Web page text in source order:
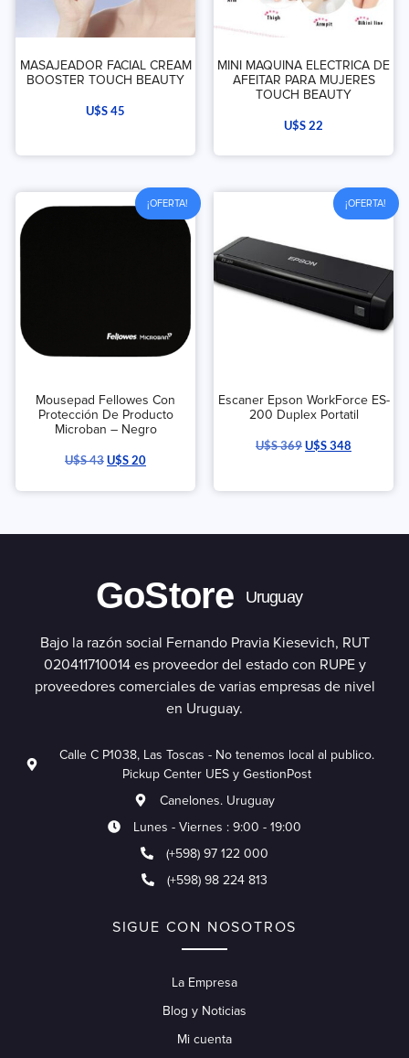
MASAJEADOR FACIAL CREAM
BOOSTER TOUCH BEAUTY
U$S45
MINI MAQUINA ELECTRICA DE
AFEITAR PARA MUJERES
TOUCH BEAUTY
U$S22
¡OFERTA!
Mousepad Fellowes Con
Protección De Producto
Microban – Negro
U$S43U$S20
¡OFERTA!
Escaner Epson WorkForce ES-
200 Duplex Portatil
U$S369U$S348
GoStore Uruguay
Bajo la razón social Fernando Pravia Kiesevich, RUT
020411710014 es proveedor del estado con RUPE y
proveedores comerciales de varias empresas de nivel
en Uruguay.
Calle C P1038, Las Toscas - No tenemos local al publico.
Pickup Center UES y GestionPost
Canelones. Uruguay
Lunes - Viernes : 9:00 - 19:00
(+598) 97 122 000
(+598) 98 224 813
SIGUE CON NOSOTROS
La Empresa
Blog y Noticias
Mi cuenta